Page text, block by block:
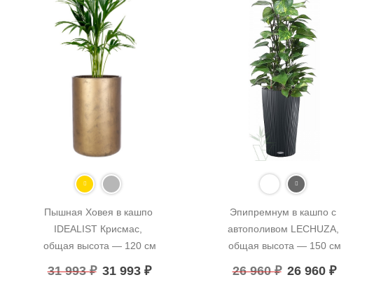
Пышная Ховея в кашпо
IDEALIST Крисмас,
общая высота — 120 см
31 993₽ 31 993₽
Эпипремнум в кашпо с
автополивом LECHUZA,
общая высота — 150 см
26 960₽ 26 960₽